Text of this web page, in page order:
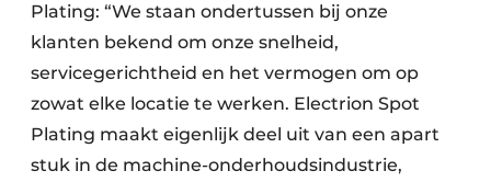
Bedrijfsafval
Bouw & Sloopafval
Glasrecyclage
Plating: “We staan ondertussen bij onze
klanten bekend om onze snelheid,
servicegerichtheid en het vermogen om op
zowat elke locatie te werken. Electrion Spot
Plating maakt eigenlijk deel uit van een apart
stuk in de machine-onderhoudsindustrie,